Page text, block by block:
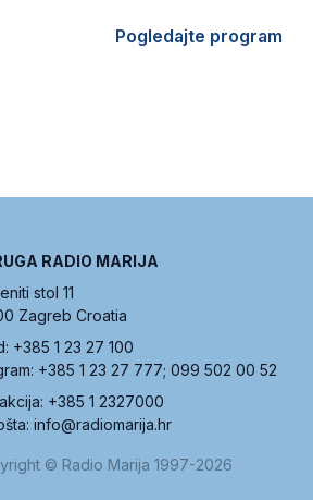
Pogledajte program
RADIO MARIJA
stol 11
Zagreb Croatia
+385 1 23 27 100
+385 1 23 27 777; 099 502 00 52
+385 1 2327000
info@radiomarija.hr
© Radio Marija 1997-2026